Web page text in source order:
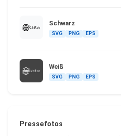
Schwarz
SVG PNG EPS
Weiß
SVG PNG EPS
Pressefotos